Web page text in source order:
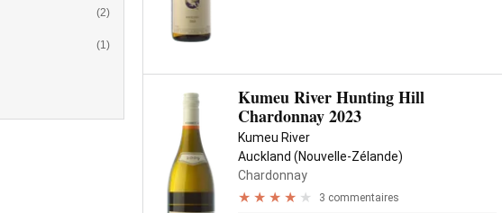
(2)
(1)
Kumeu River Hunting Hill
Chardonnay 2023
Kumeu River
Auckland (Nouvelle-Zélande)
Chardonnay
3 commentaires